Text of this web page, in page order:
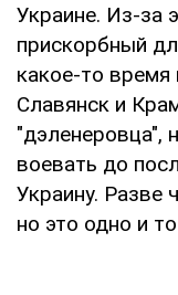
Украине. Из-за
прискорбный
какое-то время
Славянск и
"дэленеровца",
воевать до
Украину. Разве
но это одно и